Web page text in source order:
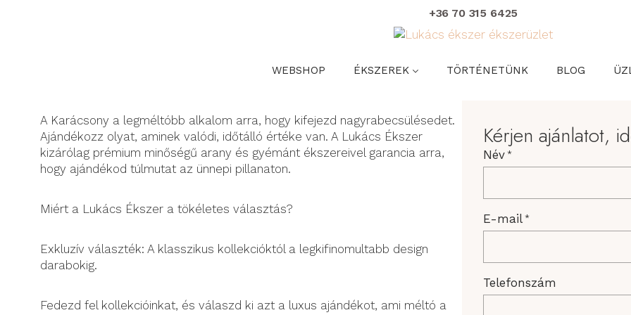
+36 70 315 6425
WEBSHOP ÉKSZEREK TÖRTÉNETÜNK BLOG
Ajándék ötlet
A Karácsony a legméltóbb alkalom arra, hogy kifejezd nagyrabecsülésedet.
Ajándékozz olyat, aminek valódi, időtálló értéke van. A Lukács Ékszer
kizárólag prémium minőségű arany és gyémánt ékszereivel garancia arra,
hogy ajándékod túlmutat az ünnepi pillanaton.
Miért a Lukács Ékszer a tökéletes választás?
Exkluzív választék: A klasszikus kollekcióktól a legkifinomultabb design
darabokig.
Fedezd fel kollekcióinkat, és válaszd ki azt a luxus ajándékot, ami méltó a
Kérjen ajánlatot,
Név *
E-mail *
Telefonszám